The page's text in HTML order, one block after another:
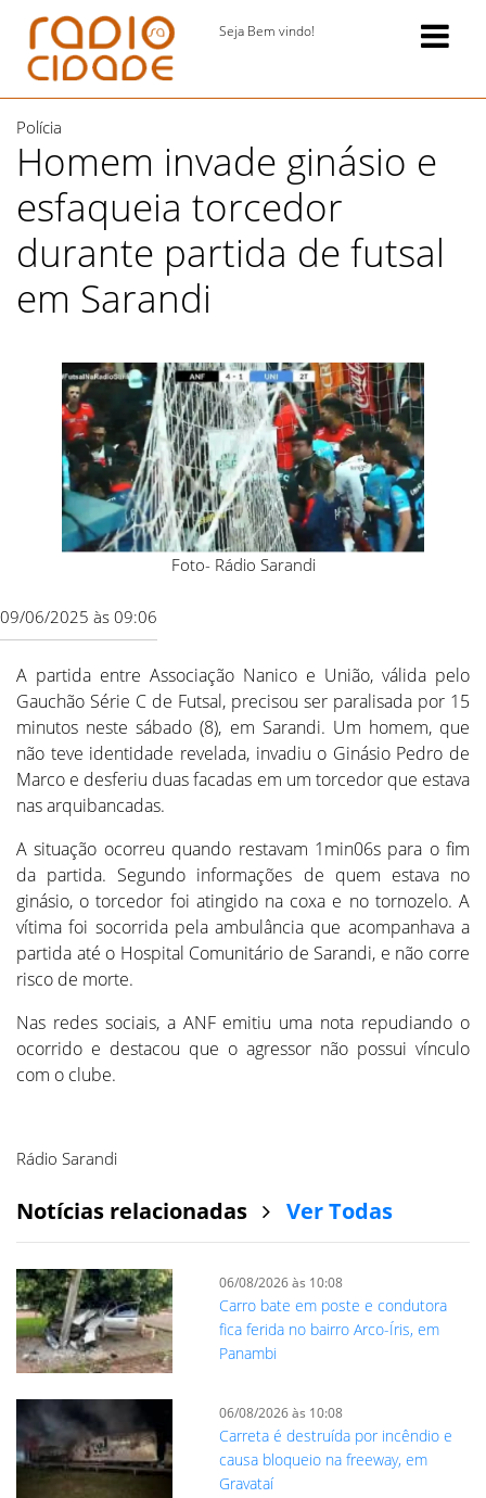
Seja Bem vindo!
Polícia
Homem invade ginásio e
esfaqueia torcedor
durante partida de futsal
em Sarandi
Foto- Rádio Sarandi
09/06/2025 às 09:06
A partida entre Associação Nanico e União, válida pelo
Gauchão Série C de Futsal, precisou ser paralisada por 15
minutos neste sábado (8), em Sarandi. Um homem, que
não teve identidade revelada, invadiu o Ginásio Pedro de
Marco e desferiu duas facadas em um torcedor que estava
nas arquibancadas.
A situação ocorreu quando restavam 1min06s para o fim
da partida. Segundo informações de quem estava no
ginásio, o torcedor foi atingido na coxa e no tornozelo. A
vítima foi socorrida pela ambulância que acompanhava a
partida até o Hospital Comunitário de Sarandi, e não corre
risco de morte.
Nas redes sociais, a ANF emitiu uma nota repudiando o
ocorrido e destacou que o agressor não possui vínculo
com o clube.
Rádio Sarandi
Notícias relacionadas Ver Todas
06/08/2026 às 10:08
Carro bate em poste e condutora
fica ferida no bairro Arco-Íris, em
Panambi
06/08/2026 às 10:08
Carreta é destruída por incêndio e
causa bloqueio na freeway, em
Gravataí